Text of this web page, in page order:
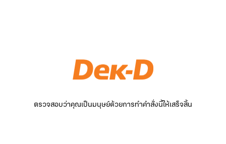
ตรวจสอบว่าคุณเป็นมนุษย์ด้วยการทำคำสั่งนี้ให้เสร็จสิ้น